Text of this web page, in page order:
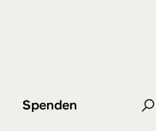
Spenden